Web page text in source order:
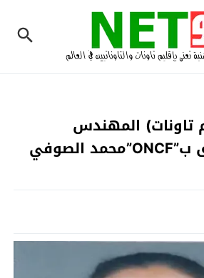
تاونات) المهندس
والمدير السابق ب”ONCF”محمد الصوفي